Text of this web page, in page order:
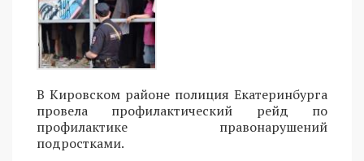
В Кировском районе полиция Екатеринбурга
провела профилактический рейд по
профилактике правонарушений
подростками.